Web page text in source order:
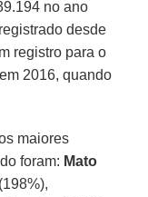
no ano
desde
registro para o
2016, quando
maiores
foram: Mato
(198%),